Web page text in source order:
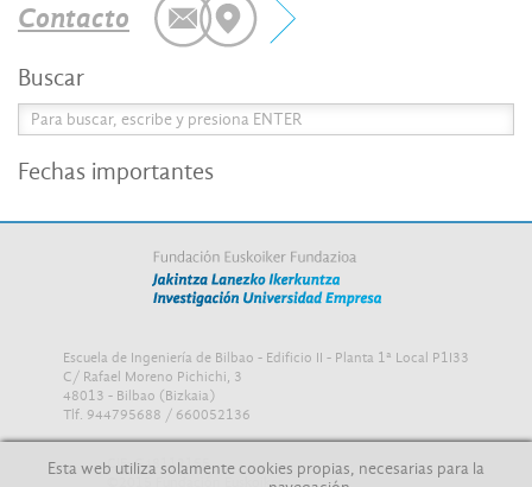
Esta web utiliza solamente cookies propias, necesarias para la
Contacto
Buscar
Fechas importantes
Escuela de Ingeniería de Bilbao - Edificio II - Planta 1ª Local P1I33
C/ Rafael Moreno Pichichi, 3
48013 - Bilbao (Bizkaia)
Tlf. 944795688 / 660052136
CIF: G48112155
©2015 Fundación Euskoiker